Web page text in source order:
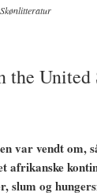
Skønlitteratur
the
var vendt om,
afrikanske
slum og